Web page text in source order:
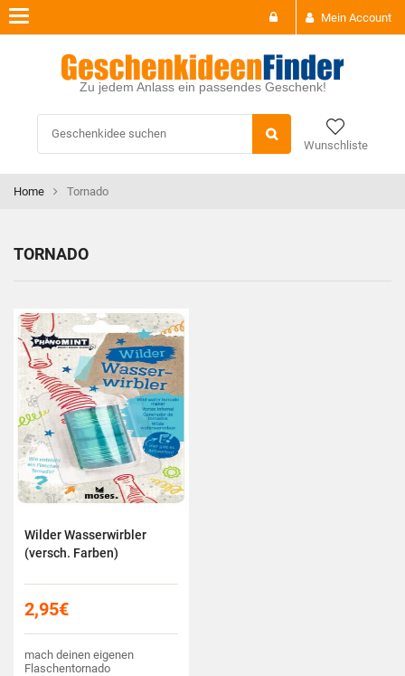
Mein Account
Zu jedem Anlass ein passendes Geschenk!
Wunschliste
Toggle
navigation
Home Tornado
TORNADO
Wilder Wasserwirbler
(versch. Farben)
2,95€
mach deinen eigenen
Flaschentornado